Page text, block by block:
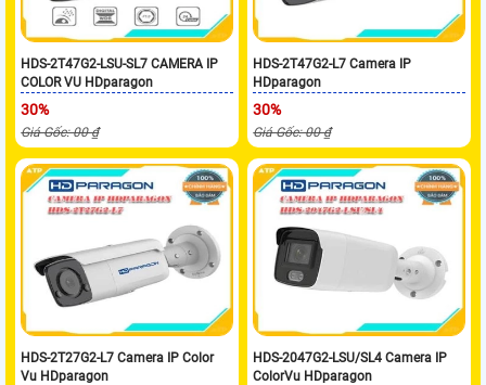
HDS-2T47G2-LSU-SL7 CAMERA IP
COLOR VU HDparagon
30%
Giá Gốc: 00 ₫
HDS-2T47G2-L7 Camera IP
HDparagon
30%
Giá Gốc: 00 ₫
HDS-2T27G2-L7 Camera IP Color
Vu HDparagon
HDS-2047G2-LSU/SL4 Camera IP
ColorVu HDparagon